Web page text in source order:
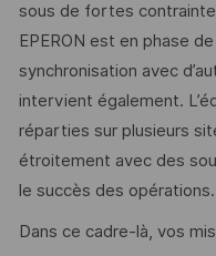
sous de fortes
EPERON est en phase
synchronisation avec
intervient également.
réparties sur plusieurs
étroitement avec des
le succès des opérations.
Dans ce cadre-là, vos